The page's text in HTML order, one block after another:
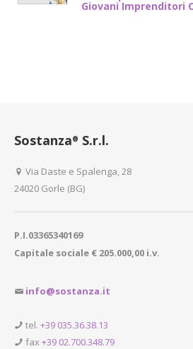
Giovani Imprenditori
Sostanza® S.r.l.
Via Daste e Spalenga, 28
24020 Gorle (BG)
P.I.03365340169
Capitale sociale € 205.000,00 i.v.
info@sostanza.it
tel. +39 035.36.38.13
fax+39 02.700.348.79